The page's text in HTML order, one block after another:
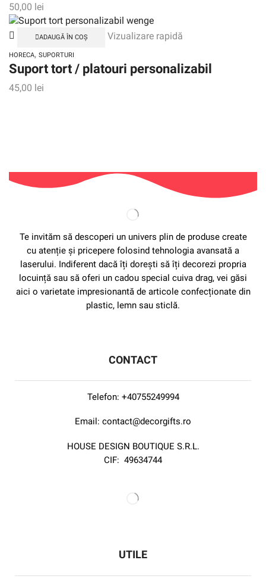
50,00 lei
ADAUGĂ ÎN COȘ Vizualizare rapidă
HORECA, SUPORTURI
Suport tort / platouri personalizabil
45,00 lei
Te invităm să descoperi un univers plin de produse create
cu atenție și pricepere folosind tehnologia avansată a
laserului. Indiferent dacă îți dorești să îți decorezi propria
locuință sau să oferi un cadou special cuiva drag, vei găsi
aici o varietate impresionantă de articole confecționate din
plastic, lemn sau sticlă.
CONTACT
Telefon: +40755249994
Email: contact@decorgifts.ro
HOUSE DESIGN BOUTIQUE S.R.L.
CIF: 49634744
UTILE